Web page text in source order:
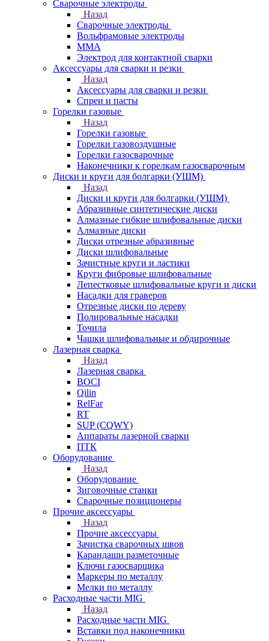
Сварочные электроды
Назад
Сварочные электроды
Вольфрамовые электроды
ММА
Электрод для контактной сварки
Аксессуары для сварки и резки
Назад
Аксессуары для сварки и резки
Спреи и пасты
Горелки газовые
Назад
Горелки газовые
Горелки газовоздушные
Горелки газосварочные
Наконечники к горелкам газосварочным
Диски и круги для болгарки (УШМ)
Назад
Диски и круги для болгарки (УШМ)
Абразивные синтетические диски
Алмазные гибкие шлифовальные диски
Алмазные диски
Диски отрезные абразивные
Диски шлифовальные
Зачистные круги и ластики
Круги фибровые шлифовальные
Лепестковые шлифовальные круги и диски
Насадки для граверов
Отрезные диски по дереву
Полировальные насадки
Точила
Чашки шлифовальные и обдирочные
Лазерная сварка
Назад
Лазерная сварка
BOCI
Qilin
RelFar
RT
SUP (CQWY)
Аппараты лазерной сварки
ПТК
Оборудование
Назад
Оборудование
Зиговочные станки
Сварочные позиционеры
Прочие аксессуары
Назад
Прочие аксессуары
Зачистка сварочных швов
Карандаши разметочные
Ключи газосварщика
Маркеры по металлу
Мелки по металлу
Расходные части MIG
Назад
Расходные части MIG
Вставки под наконечники